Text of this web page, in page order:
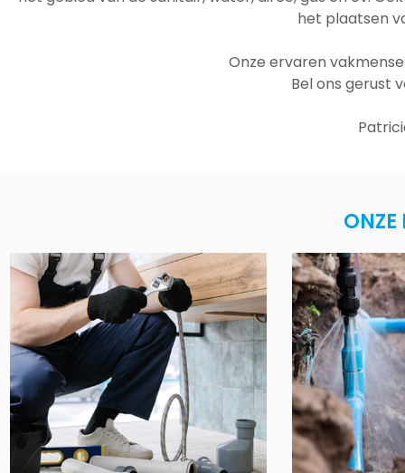
het plaatsen
Onze ervaren
Bel ons gerust
ONZE